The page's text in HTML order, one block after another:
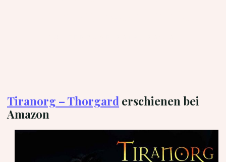
Tiranorg – Thorgard erschienen bei
Amazon